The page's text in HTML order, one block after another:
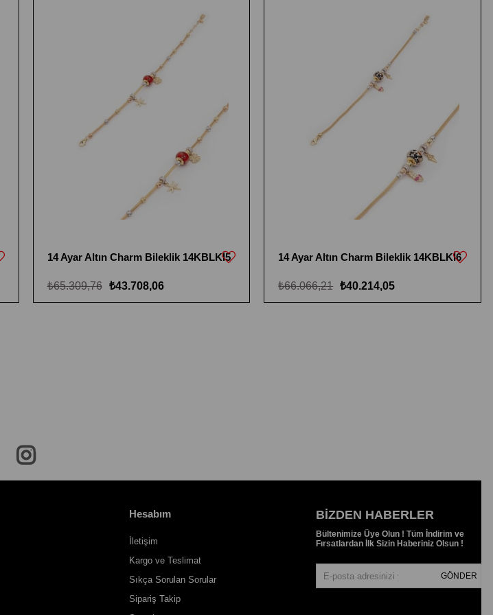
14 Ayar Altın Charm Bileklik 14KBLKİ5
₺43.708,06
₺65.309,76
14 Ayar Altın Charm Bileklik 14KBLKİ6
₺40.214,05
₺66.066,21
Hesabım
İletişim
Kargo ve Teslimat
Sıkça Sorulan Sorular
Sipariş Takip
BIZDEN HABERLER
Bültenimize Üye Olun ! Tüm İndirim ve
Fırsatlardan İlk Sizin Haberiniz Olsun !
GÖNDER